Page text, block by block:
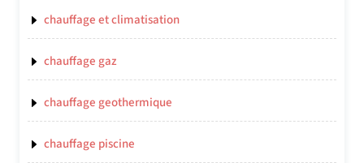
chauffage et climatisation
chauffage gaz
chauffage geothermique
chauffage piscine